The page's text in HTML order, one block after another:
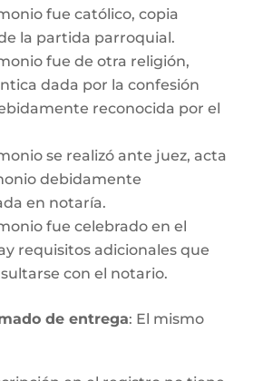
fue católico, copia
la partida parroquial.
fue de otra religión,
dada por la confesión
reconocida por el
se realizó ante juez, acta
debidamente
en notaría.
fue celebrado en el
requisitos adicionales que
con el notario.
de entrega: El mismo